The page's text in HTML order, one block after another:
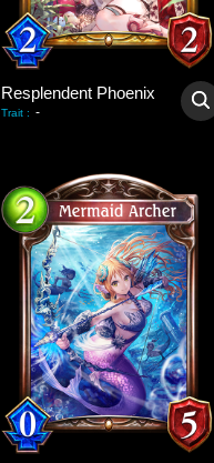
Resplendent Phoenix
Trait : -